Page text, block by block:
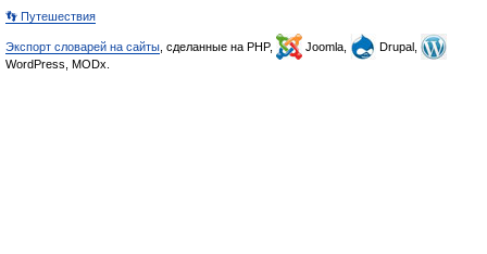
👣 Путешествия
Экспорт словарей на сайты , сделанные на PHP, Joomla,
Drupal,
WordPress, MODx.